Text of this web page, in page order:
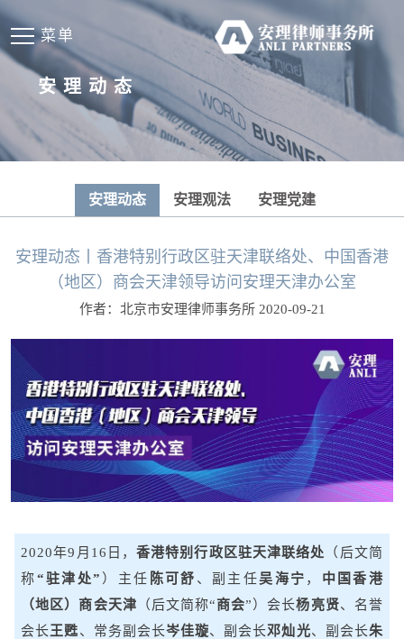
菜单
安理动态
安理动态 安理观法 安理党建
安理动态丨香港特别行政区驻天津联络处、中国香港
（地区）商会天津领导访问安理天津办公室
作者：北京市安理律师事务所 2020-09-21
2020年9月16日， 香港特别行政区驻天津联络处 （后文简
称“驻津处” ）主任 陈可舒 、副主任吴海宁 ， 中国香港
（地区）商会天津 （后文简称“商会”）会长杨亮贤、名誉
会长王甦、常务副会长岑佳璇、副会长邓灿光、副会长朱